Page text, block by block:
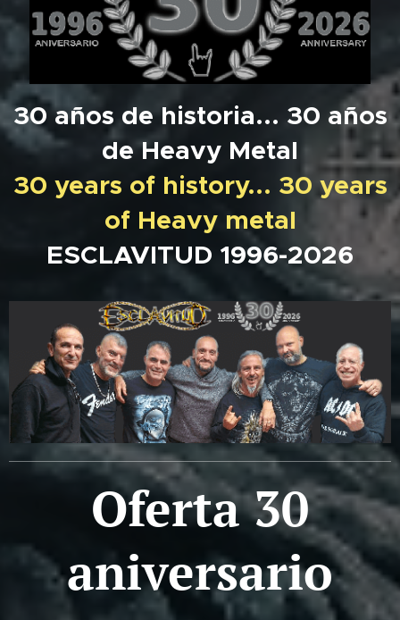
30 años de historia... 30 años
de Heavy Metal
30 years of history... 30 years
of Heavy metal
ESCLAVITUD 1996-2026
Oferta 30
aniversario